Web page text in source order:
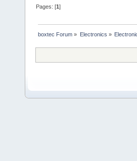
Pages: [1]
boxtec Forum » Electronics »